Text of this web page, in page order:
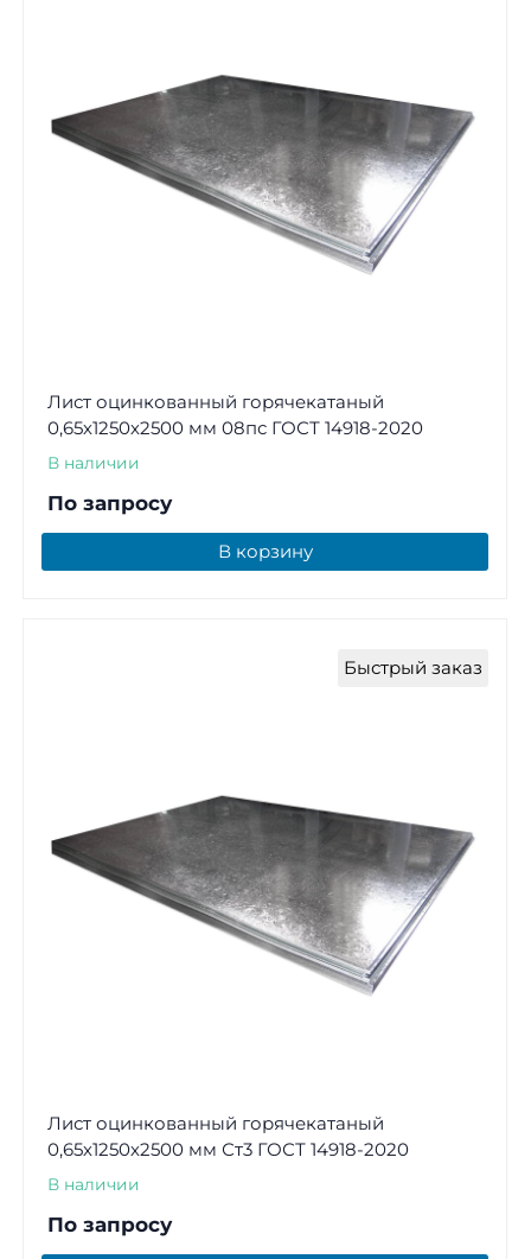
Лист оцинкованный горячекатаный
0,65х1250х2500 мм 08пс ГОСТ 14918-2020
В наличии
По запросу
В корзину
Быстрый заказ
Лист оцинкованный горячекатаный
0,65х1250х2500 мм Ст3 ГОСТ 14918-2020
В наличии
По запросу